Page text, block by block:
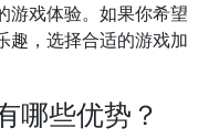
游戏体验。如果你希望
趣，选择合适的游戏加
哪些优势？